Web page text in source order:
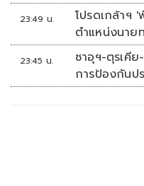
23:49 น.
โปรดเกล้าฯ
ตำแหน่งนาย
'พลตรี'
23:45 น.
ซาอุฯ-ตุรเคี
การป้องกันป
ภูมิภาค